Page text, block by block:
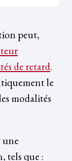
peut,
de retard.
le
modalités
une
tels que :